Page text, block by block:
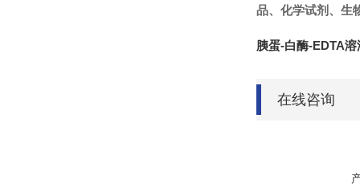
品、化学试剂、生
胰蛋-白酶-EDTA
在线咨询